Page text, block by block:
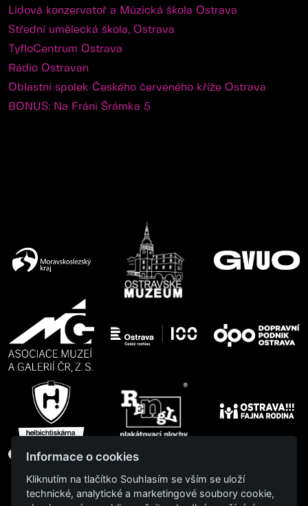
Lidová konzervatoř a Múzická škola Ostrava
Střední umělecká škola, Ostrava
TyfloCentrum Ostrava
Rádio Ostravan
Oblastní spolek Českého červeného kříže Ostrava
BONUS: Na Fráni Šrámka 5
Informace o cookies
Kliknutím na tlačítko Souhlasím se vším se uloží
technické, analytické a marketingové soubory cookie,